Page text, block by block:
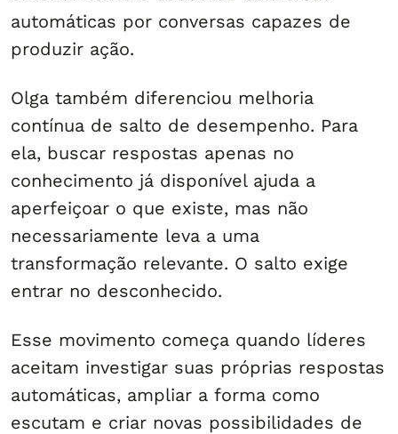
automáticas por conversas capazes de
produzir ação.
Olga também diferenciou melhoria
contínua de salto de desempenho. Para
ela, buscar respostas apenas no
conhecimento já disponível ajuda a
aperfeiçoar o que existe, mas não
necessariamente leva a uma
transformação relevante. O salto exige
entrar no desconhecido.
Esse movimento começa quando líderes
aceitam investigar suas próprias respostas
automáticas, ampliar a forma como
escutam e criar novas possibilidades de